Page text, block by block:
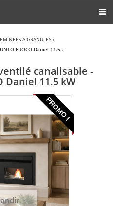
À GRANULES /
FUOCO Daniel 11.5..
canalisable -
Daniel 11.5 kW
PROMO !